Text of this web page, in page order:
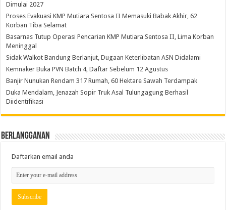
Dimulai 2027
Proses Evakuasi KMP Mutiara Sentosa II Memasuki Babak Akhir, 62
Korban Tiba Selamat
Basarnas Tutup Operasi Pencarian KMP Mutiara Sentosa II, Lima Korban
Meninggal
Sidak Walkot Bandung Berlanjut, Dugaan Keterlibatan ASN Didalami
Kemnaker Buka PVN Batch 4, Daftar Sebelum 12 Agustus
Banjir Nunukan Rendam 317 Rumah, 60 Hektare Sawah Terdampak
Duka Mendalam, Jenazah Sopir Truk Asal Tulungagung Berhasil
Diidentifikasi
Berlangganan
Daftarkan email anda